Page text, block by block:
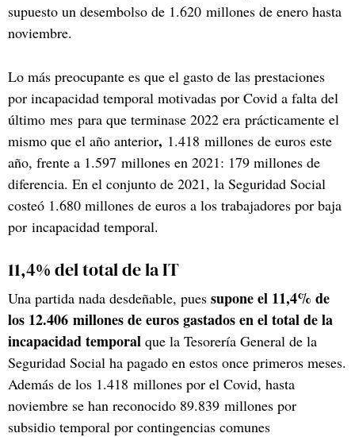
supuesto un desembolso de 1.620 millones de enero hasta
noviembre.
Lo más preocupante es que el gasto de las prestaciones
por incapacidad temporal motivadas por Covid a falta del
último mes para que terminase 2022 era prácticamente el
mismo que el año anterior, 1.418 millones de euros este
año, frente a 1.597 millones en 2021: 179 millones de
diferencia. En el conjunto de 2021, la Seguridad Social
costeó 1.680 millones de euros a los trabajadores por baja
por incapacidad temporal.
11,4% del total de la IT
Una partida nada desdeñable, pues supone el 11,4% de
los 12.406 millones de euros gastados en el total de la
incapacidad temporal que la Tesorería General de la
Seguridad Social ha pagado en estos once primeros meses.
Además de los 1.418 millones por el Covid, hasta
noviembre se han reconocido 89.839 millones por
subsidio temporal por contingencias comunes